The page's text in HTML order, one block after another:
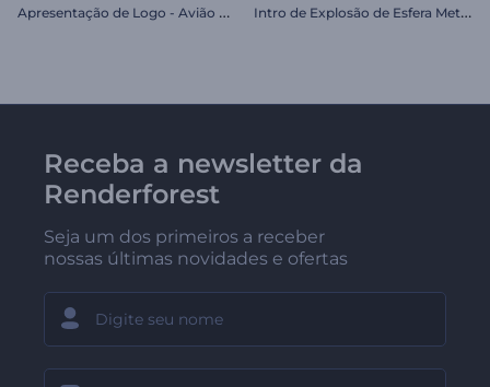
A
presentação de Logo - Avião Realista I
ntro de Explosão de Esfera Metálica
Receba a newsletter da
Renderforest
Seja um dos primeiros a receber
nossas últimas novidades e ofertas